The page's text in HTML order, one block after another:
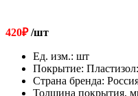
420₽/шт
Ед. изм.: шт
Покрытие:
Страна бренда:
Толщина покрытия,